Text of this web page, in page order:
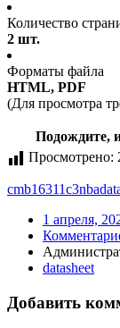
Количество
2 шт.
Форматы файла
HTML, PDF
(Для просмотра
Подождите,
Просмотрено:
cmb16311c3nba
1 апреля,
datasheet
Добавить